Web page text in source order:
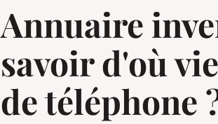
Annuaire
savoir d'où
de téléphone